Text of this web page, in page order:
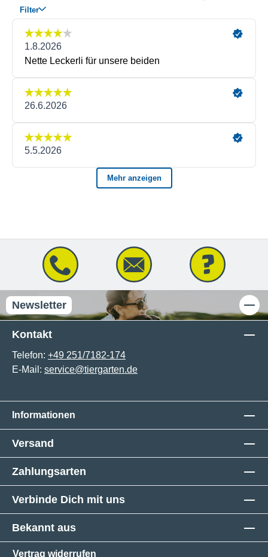
Newsletter
Kontakt
Telefon: +49 251/7182-174
E-Mail: service@tiergarten.de
Informationen
Versand
Zahlungsarten
Verbinde Dich mit uns
Bekannt aus
Vertrag widerrufen